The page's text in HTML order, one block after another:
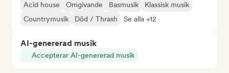
Acid house Omgivande Basmusik
Klassisk musik
Countrymusik
Död / Thrash Se alla +12
AI-genererad musik
Accepterar AI-genererad musik